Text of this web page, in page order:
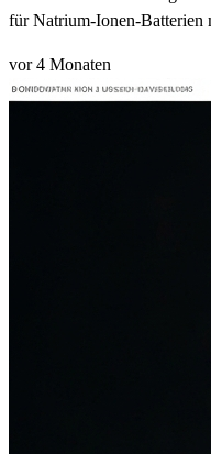
für Natrium-Ionen-Batterien
vor 4 Monaten